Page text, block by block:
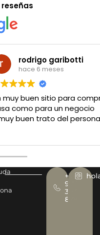
reseñas
lo q sea tanto para la
+34
977
393
878